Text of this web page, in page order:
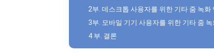
2부. 데스크톱 사용자를 위한 기타 줌 녹화
3부. 모바일 기기 사용자를 위한 기타 줌 녹
4 부. 결론